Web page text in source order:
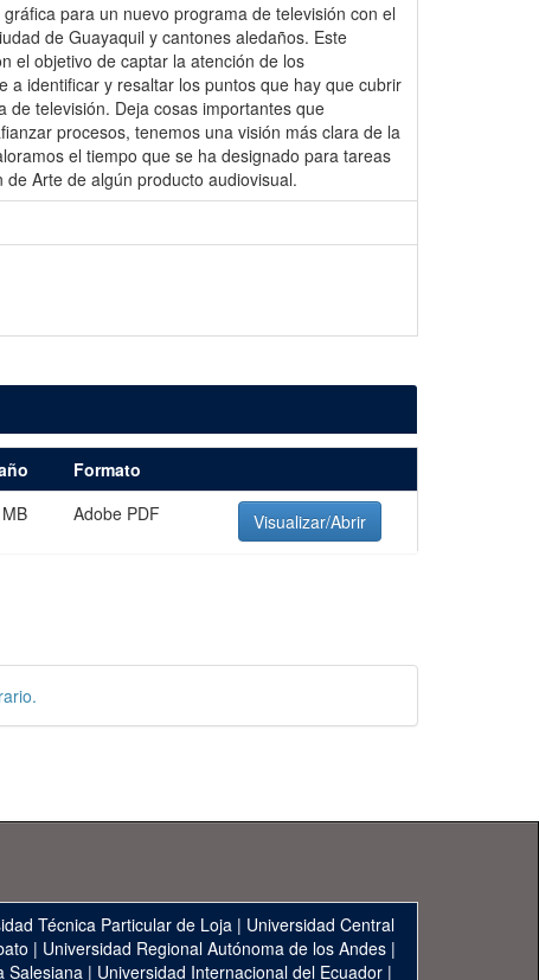
para un nuevo programa de televisión con el
de Guayaquil y cantones aledaños. Este
el objetivo de captar la atención de los
a identificar y resaltar los puntos que hay que cubrir
televisión. Deja cosas importantes que
procesos, tenemos una visión más clara de la
el tiempo que se ha designado para tareas
Arte de algún producto audiovisual.
Formato
Adobe PDF Visualizar/Abrir
Técnica Particular de Loja | Universidad Central
| Universidad Regional Autónoma de los Andes|
Salesiana| Universidad Internacional del Ecuador|